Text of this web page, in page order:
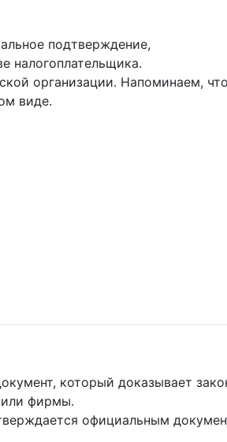
подтверждение,
налогоплательщика.
организации. Напоминаем,
виде.
который доказывает
или фирмы.
официальным